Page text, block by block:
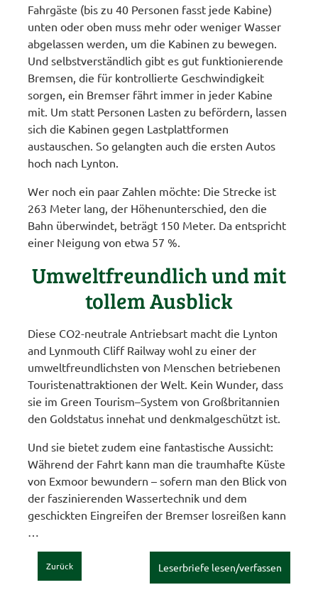
Fahrgäste (bis zu 40 Personen fasst jede Kabine)
unten oder oben muss mehr oder weniger Wasser
abgelassen werden, um die Kabinen zu bewegen.
Und selbstverständlich gibt es gut funktionierende
Bremsen, die für kontrollierte Geschwindigkeit
sorgen, ein Bremser fährt immer in jeder Kabine
mit. Um statt Personen Lasten zu befördern, lassen
sich die Kabinen gegen Lastplattformen
austauschen. So gelangten auch die ersten Autos
hoch nach Lynton.
Wer noch ein paar Zahlen möchte: Die Strecke ist
263 Meter lang, der Höhenunterschied, den die
Bahn überwindet, beträgt 150 Meter. Da entspricht
einer Neigung von etwa 57 %.
Umweltfreundlich und mit
tollem Ausblick
Diese CO2-neutrale Antriebsart macht die Lynton
and Lynmouth Cliff Railway wohl zu einer der
umweltfreundlichsten von Menschen betriebenen
Touristenattraktionen der Welt. Kein Wunder, dass
sie im Green Tourism–System von Großbritannien
den Goldstatus innehat und denkmalgeschützt ist.
Und sie bietet zudem eine fantastische Aussicht:
Während der Fahrt kann man die traumhafte Küste
von Exmoor bewundern – sofern man den Blick von
der faszinierenden Wassertechnik und dem
geschickten Eingreifen der Bremser losreißen kann
Zurück Leserbriefe lesen/verfassen